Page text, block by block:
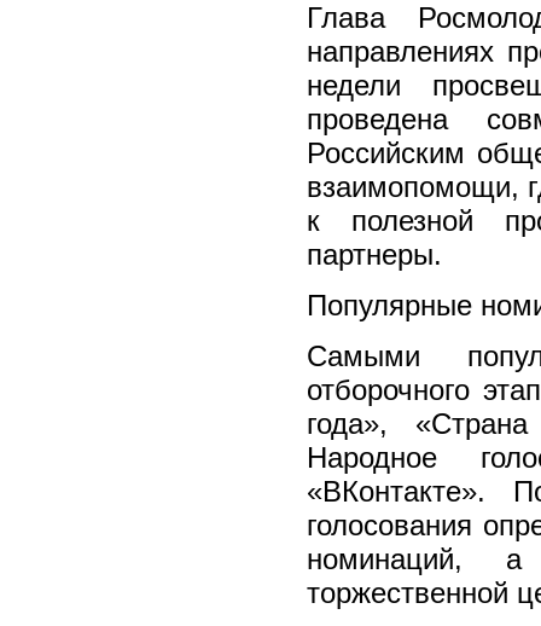
Глава
направлениях
недели
проведена
Российским
взаимопомощи,
к полезной
партнеры.
Популярные
Самыми
отборочного
года»,
Народное
«ВКонтакте».
голосования
номинаций, а
торжественной